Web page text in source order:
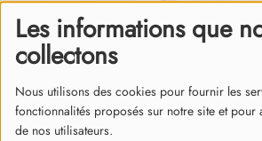
Les informations que
collectons
Nous utilisons des cookies pour fournir les
fonctionnalités proposés sur notre site et
de nos utilisateurs.